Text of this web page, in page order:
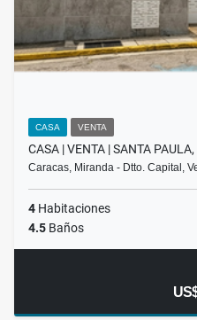
CASA VENTA
CASA | VENTA | SANTA
Caracas, Miranda - Dtto. Capital,
4 Habitaciones
4.5 Baños